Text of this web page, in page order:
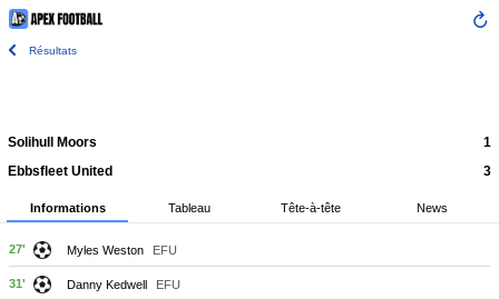
Résultats
Solihull Moors
1
Ebbsfleet United
3
Informations Tableau Tête-à-tête News
27' Myles Weston EFU
31' Danny Kedwell EFU